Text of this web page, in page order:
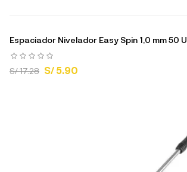
Espaciador Nivelador Easy Spin 1,0 mm 50
S/ 17.28 S/ 5.90